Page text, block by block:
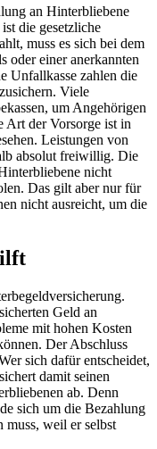
an Hinterbliebene
die gesetzliche
muss es sich bei dem
oder einer anerkannten
Unfallkasse zahlen die
Viele
um Angehörigen
Art der Vorsorge ist in
Leistungen von
absolut freiwillig. Die
nicht
Das gilt aber nur für
nicht ausreicht, um die
Geld an
mit hohen Kosten
Der Abschluss
sich dafür entscheidet,
damit seinen
ab. Denn
sich um die Bezahlung
muss, weil er selbst